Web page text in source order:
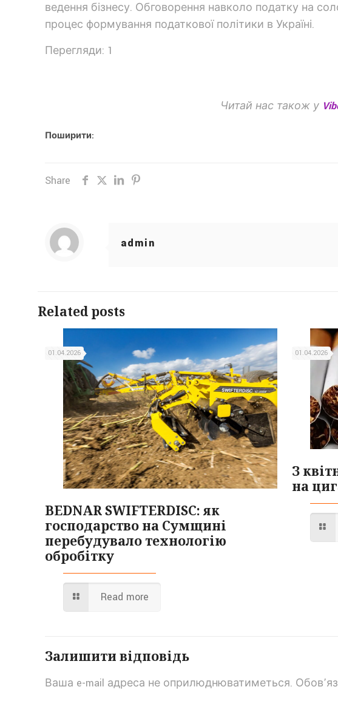
ведення бізнесу. Обговорення навколо податку на
процес формування податкової політики в Україні.
Перегляди: 1
Читай нас також у
Поширити:
Share
admin
Related posts
01.04.2026
BEDNAR SWIFTERDISC: як
господарство на Сумщині
перебудувало технологію
обробітку
Read more
01.04.2026
З
на
Залишити відповідь
Ваша e-mail адреса не оприлюднюватиметься.